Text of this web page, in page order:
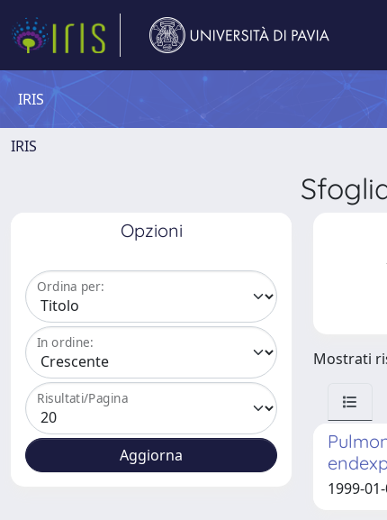
IRIS
IRIS
Opzioni
Ordina per:
In ordine:
Risultati/Pagina
Mostrati
1999-